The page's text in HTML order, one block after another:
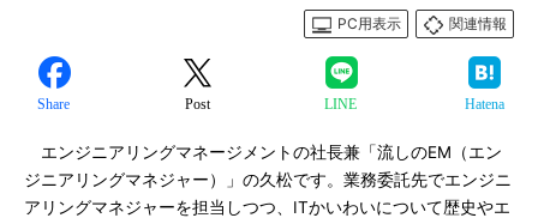
PC用表示
関連情報
Share Post LINE Hatena
エンジニアリングマネージメントの社長兼「流しのEM（エン
ジニアリングマネジャー）」の久松です。業務委託先でエンジニ
アリングマネジャーを担当しつつ、ITかいわいについて歴史やエ